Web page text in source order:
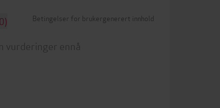
Betingelser for brukergenerert innhold
vurderinger ennå